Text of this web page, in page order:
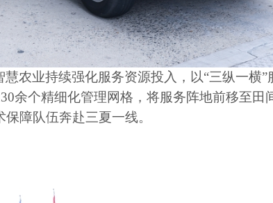
农业持续强化服务资源投入，以“三纵一横”
余个精细化管理网格，将服务阵地前移至田
障队伍奔赴三夏一线。